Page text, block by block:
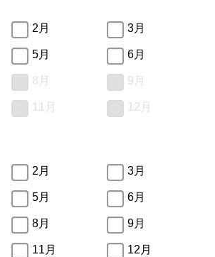
2月 3月
5月 6月
8月 9月
11月 12月
2月 3月
5月 6月
8月 9月
11月 12月